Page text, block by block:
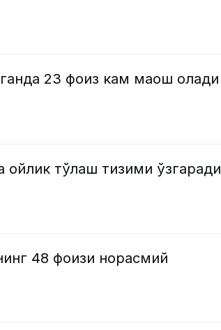
23 фоиз кам маош олади
ойлик тўлаш тизими ўзгаради
48 фоизи норасмий